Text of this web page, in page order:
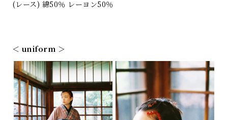
(レース) 綿50％ レーヨン50％
＜ uniform ＞